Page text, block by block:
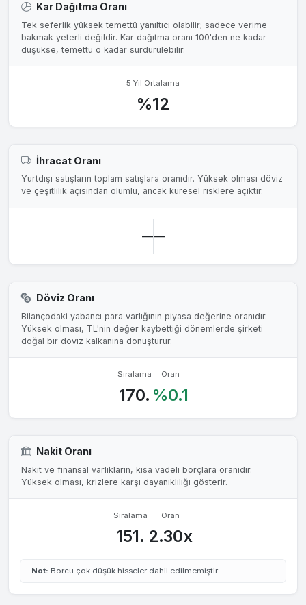
Kar Dağıtma Oranı
Tek seferlik yüksek temettü yanıltıcı olabilir; sadece verime
bakmak yeterli değildir. Kar dağıtma oranı 100'den ne kadar
düşükse, temettü o kadar sürdürülebilir.
5 Yıl Ortalama
%12
İhracat Oranı
Yurtdışı satışların toplam satışlara oranıdır. Yüksek olması döviz
ve çeşitlilik açısından olumlu, ancak küresel risklere açıktır.
——
Döviz Oranı
Bilançodaki yabancı para varlığının piyasa değerine oranıdır.
Yüksek olması, TL'nin değer kaybettiği dönemlerde şirketi
doğal bir döviz kalkanına dönüştürür.
Sıralama
170.
Oran
%0.1
Nakit Oranı
Nakit ve finansal varlıkların, kısa vadeli borçlara oranıdır.
Yüksek olması, krizlere karşı dayanıklılığı gösterir.
Sıralama
151.
Oran
2.30x
Not: Borcu çok düşük hisseler dahil edilmemiştir.